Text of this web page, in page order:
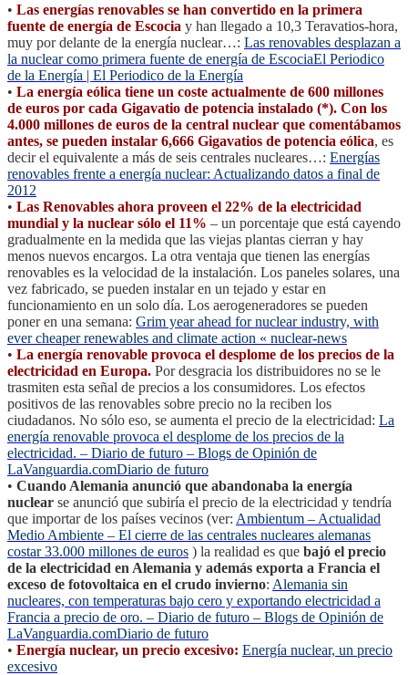
• Las energías renovables se han convertido en la primera
fuente de energía de Escocia y han llegado a 10,3 Teravatios-hora,
muy por delante de la energía nuclear…: Las renovables desplazan a
la nuclear como primera fuente de energía de EscociaEl Periodico
de la Energía | El Periodico de la Energía
• La energía eólica tiene un coste actualmente de 600 millones
de euros por cada Gigavatio de potencia instalado (*). Con los
4.000 millones de euros de la central nuclear que comentábamos
antes, se pueden instalar 6,666 Gigavatios de potencia eólica, es
decir el equivalente a más de seis centrales nucleares…: Energías
renovables frente a energía nuclear: Actualizando datos a final de
2012
• Las Renovables ahora proveen el 22% de la electricidad
mundial y la nuclear sólo el 11% – un porcentaje que está cayendo
gradualmente en la medida que las viejas plantas cierran y hay
menos nuevos encargos. La otra ventaja que tienen las energías
renovables es la velocidad de la instalación. Los paneles solares, una
vez fabricado, se pueden instalar en un tejado y estar en
funcionamiento en un solo día. Los aerogeneradores se pueden
poner en una semana: Grim year ahead for nuclear industry, with
ever cheaper renewables and climate action « nuclear-news
• La energía renovable provoca el desplome de los precios de la
electricidad en Europa. Por desgracia los distribuidores no se le
trasmiten esta señal de precios a los consumidores. Los efectos
positivos de las renovables sobre precio no la reciben los
ciudadanos. No sólo eso, se aumenta el precio de la electricidad: La
energía renovable provoca el desplome de los precios de la
electricidad. – Diario de futuro – Blogs de Opinión de
LaVanguardia.comDiario de futuro
• Cuando Alemania anunció que abandonaba la energía
nuclear se anunció que subiría el precio de la electricidad y tendría
que importar de los países vecinos (ver: Ambientum – Actualidad
Medio Ambiente – El cierre de las centrales nucleares alemanas
costar 33.000 millones de euros ) la realidad es que bajó el precio
de la electricidad en Alemania y además exporta a Francia el
exceso de fotovoltaica en el crudo invierno: Alemania sin
nucleares, con temperaturas bajo cero y exportando electricidad a
Francia a precio de oro. – Diario de futuro – Blogs de Opinión de
LaVanguardia.comDiario de futuro
• Energía nuclear, un precio excesivo: Energía nuclear, un precio
excesivo